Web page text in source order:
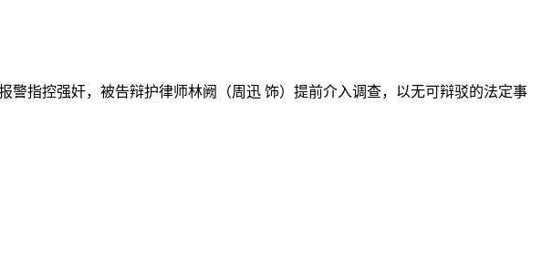
指控强奸，被告辩护律师林阙（周迅 饰）提前介入调查，以无可辩驳的法定事